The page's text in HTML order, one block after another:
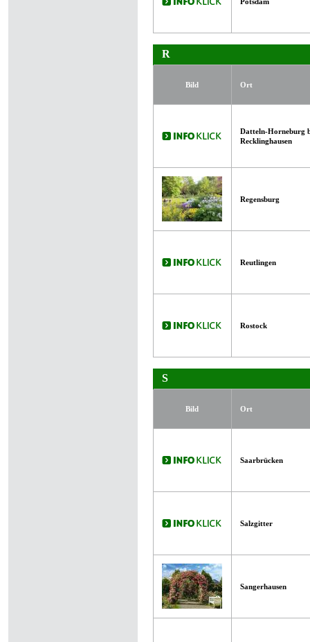
R
Bild Ort
Datteln-Horneburg
Recklinghausen
Regensburg
Reutlingen
Rostock
S
Bild Ort
Saarbrücken
Salzgitter
Sangerhausen